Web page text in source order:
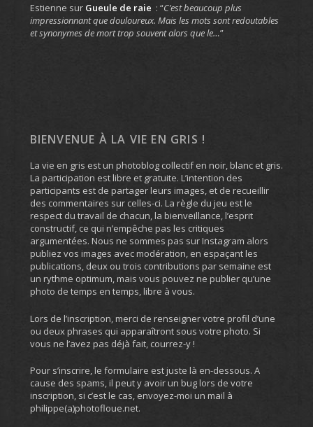
Estienne sur Gueule de raie : “C’est beaucoup plus
impressionnant que douloureux. Mais les mots sont redoutables
et synonymes de mort trop souvent alors que le…”
BIENVENUE À LA VIE EN GRIS !
La vie en gris est un photoblog collectif en noir, blanc et gris.
La participation est libre et gratuite. L’intention des
participants est de partager leurs images, et de recueillir
des commentaires sur celles-ci. La règle du jeu est le
respect du travail de chacun, la bienveillance, l’esprit
constructif, ce qui n’empêche pas les critiques
argumentées. Nous ne sommes pas sur Instagram alors
publiez vos images avec modération, en espaçant les
publications, deux ou trois contributions par semaine est
un rythme optimum, mais vous pouvez ne publier qu’une
photo de temps en temps, libre à vous.
Lors de l’inscription, merci de renseigner votre profil d’une
ou deux phrases qui apparaîtront sous votre photo. Si
vous ne l’avez pas déjà fait, courrez-y !
Pour s’inscrire, le formulaire est juste là en-dessous. A
cause des spams, il peut y avoir un bug lors de votre
inscription, si c’est le cas, envoyez-moi un mail à
philippe(a)photofloue.net.